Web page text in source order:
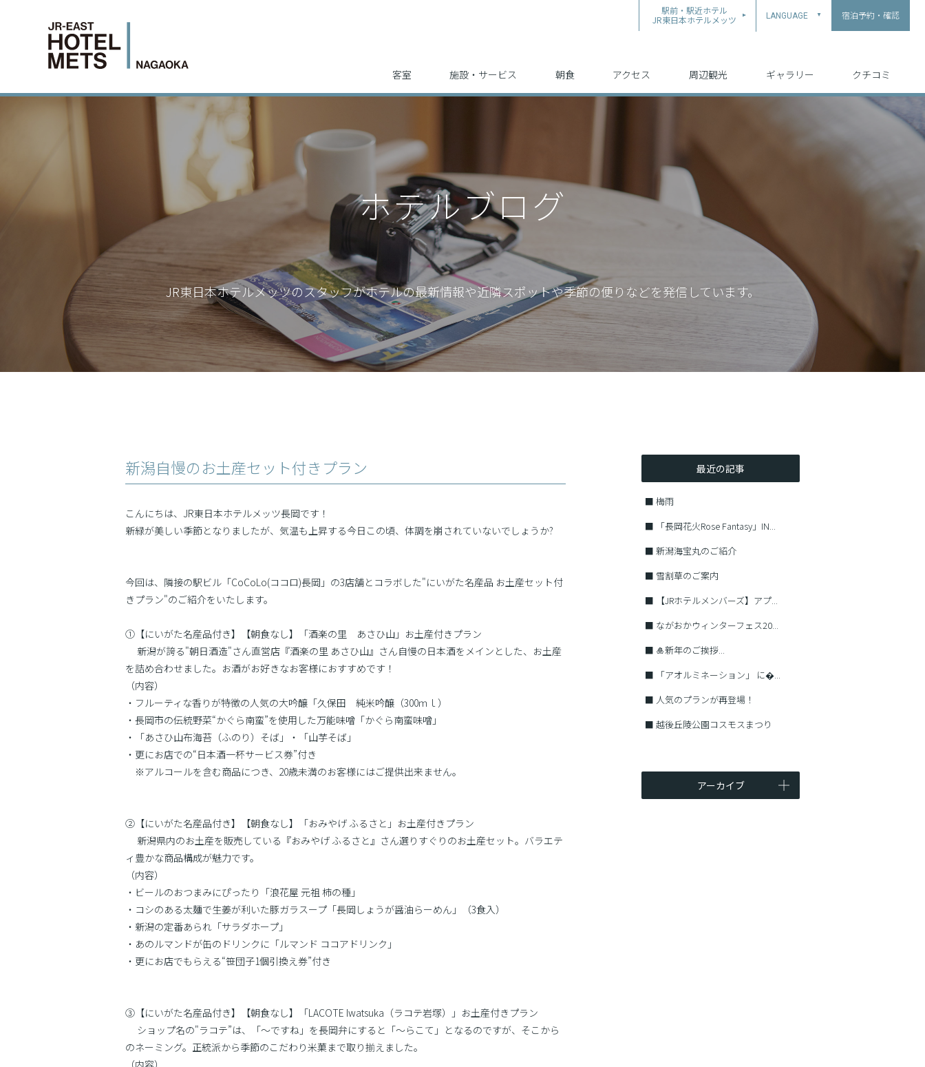
駅前・駅近ホテル
JR東日本ホテルメッツ
LANGUAGE ▲ 宿泊予約・確認
客室 施設・サービス 朝食 アクセス 周辺観光 ギャラリー クチコミ
ホテルブログ
JR東日本ホテルメッツのスタッフがホテルの最新情報や近隣スポットや季節の便りなどを発信しています。
新潟自慢のお土産セット付きプラン
こんにちは、JR東日本ホテルメッツ長岡です！
新緑が美しい季節となりましたが、気温も上昇する今日この頃、体調を崩されていないでしょうか?
今回は、隣接の駅ビル「CoCoLo(ココロ)長岡」の3店舗とコラボした"にいがた名産品 お土産セット付
きプラン"のご紹介をいたします。
①【にいがた名産品付き】【朝食なし】「酒楽の里 あさひ山」お土産付きプラン
新潟が誇る"朝日酒造"さん直営店『酒楽の里 あさひ山』さん自慢の日本酒をメインとした、お土産
を詰め合わせました。お酒がお好きなお客様におすすめです！
（内容）
・フルーティな香りが特徴の人気の大吟醸「久保田 純米吟醸（300ｍｌ）
・長岡市の伝統野菜“かぐら南蛮”を使用した万能味噌「かぐら南蛮味噌」
・「あさひ山布海苔（ふのり）そば」・「山芋そば」
・更にお店での“日本酒一杯サービス券”付き
※アルコールを含む商品につき、20歳未満のお客様にはご提供出来ません。
②【にいがた名産品付き】【朝食なし】「おみやげ ふるさと」お土産付きプラン
新潟県内のお土産を販売している『おみやげ ふるさと』さん選りすぐりのお土産セット。バラエテ
ィ豊かな商品構成が魅力です。
（内容）
・ビールのおつまみにぴったり「浪花屋 元祖 柿の種」
・コシのある太麺で生姜が利いた豚ガラスープ「長岡しょうが醤油らーめん」（3食入）
・新潟の定番あられ「サラダホープ」
・あのルマンドが缶のドリンクに「ルマンド ココアドリンク」
・更にお店でもらえる“笹団子1個引換え券”付き
③【にいがた名産品付き】【朝食なし】「LACOTE Iwatsuka（ラコテ岩塚）」お土産付きプラン
ショップ名の"ラコテ”は、「〜ですね」を長岡弁にすると「〜らこて」となるのですが、そこから
のネーミング。正統派から季節のこだわり米菓まで取り揃えました。
（内容）
最近の記事
■ 梅雨
■
「長岡花火Rose Fantasy」IN...
■ 新潟海宝丸のご紹介
■ 雪割草のご案内
■
【JRホテルメンバーズ】アプ...
■ ながおかウィンターフェス20...
■ 🎍新年のご挨拶...
■
「アオルミネーション」 に�...
■ 人気のプランが再登場！
■ 越後丘陵公園コスモスまつり
アーカイブ